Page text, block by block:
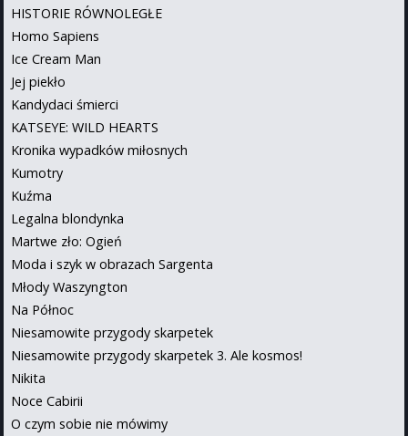
HISTORIE RÓWNOLEGŁE
Homo Sapiens
Ice Cream Man
Jej piekło
Kandydaci śmierci
KATSEYE: WILD HEARTS
Kronika wypadków miłosnych
Kumotry
Kuźma
Legalna blondynka
Martwe zło: Ogień
Moda i szyk w obrazach Sargenta
Młody Waszyngton
Na Północ
Niesamowite przygody skarpetek
Niesamowite przygody skarpetek 3. Ale kosmos!
Nikita
Noce Cabirii
O czym sobie nie mówimy